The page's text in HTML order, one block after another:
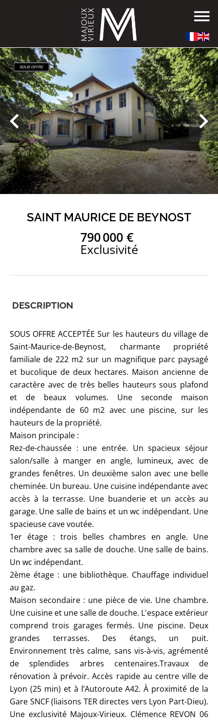
SAINT MAURICE DE BEYNOST
790 000 €
Exclusivité
DESCRIPTION
SOUS OFFRE ACCEPTÉE Sur les hauteurs du village de
Saint-Maurice-de-Beynost, charmante propriété
familiale de 222 m2 sur un magnifique parc paysagé
et bucolique de deux hectares. Maison ancienne de
caractère avec de très belles hauteurs sous plafond
et de beaux volumes. Une seconde maison
indépendante de 60 m2 avec une piscine, sur les
hauteurs de la propriété.
Maison principale :
Rez-de-chaussée : une entrée. Un spacieux séjour
salon/salle à manger en angle, lumineux, avec de
grandes fenêtres. Un deuxième salon avec une belle
cheminée. Un bureau. Une cuisine indépendante avec
accès à la terrasse. Une buanderie et un accès au
garage. Une salle de bains et un wc indépendant. Une
spacieuse cave voutée.
1er étage : trois belles chambres en angle. Une
chambre avec sa salle de douche. Une salle de bains.
Un wc indépendant.
2ème étage : une bibliothèque. Chauffage individuel
au gaz.
Maison secondaire : une pièce de vie. Une chambre.
Une cuisine et une salle de douche. L'espace extérieur
comprend trois garages fermés. Une piscine. Deux
grandes terrasses. Des étangs, un puit.
Environnement très calme, sans vis-à-vis, agrémenté
de splendides arbres centenaires.Travaux de
rénovation à prévoir. Accès rapide au centre ville de
Lyon (25 min) et à l’Autoroute A42. À proximité de la
Gare SNCF (liaisons TER directes vers Lyon Part-Dieu).
Une exclusivité Majoux-Virieux. Clémence REVON 06